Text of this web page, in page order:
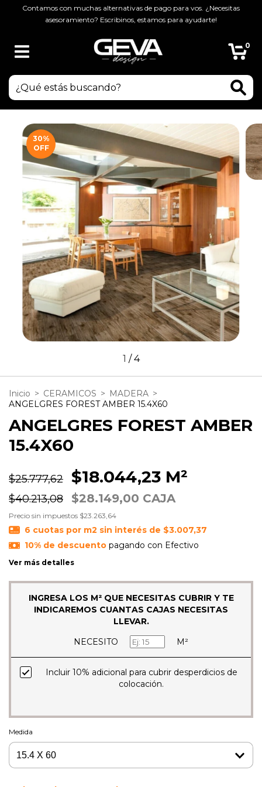
Contamos con muchas alternativas de pago para vos. ¿Necesitas
asesoramiento? Escribinos, estamos para ayudarte!
0
30%
OFF
1 /4
Inicio > CERAMICOS > MADERA >
ANGELGRES FOREST AMBER 15.4X60
ANGELGRES FOREST AMBER
15.4X60
$25.777,62 $18.044,23 M²
$40.213,08 $28.149,00 CAJA
Precio sin impuestos $23.263,64
6 cuotas por m2 sin interés de $3.007,37
10% de descuentopagando con Efectivo
Ver más detalles
INGRESA LOS M² QUE NECESITAS CUBRIR Y TE
INDICAREMOS CUANTAS CAJAS NECESITAS
LLEVAR.
NECESITO
M²
Incluir 10% adicional para cubrir desperdicios de
colocación.
Medida